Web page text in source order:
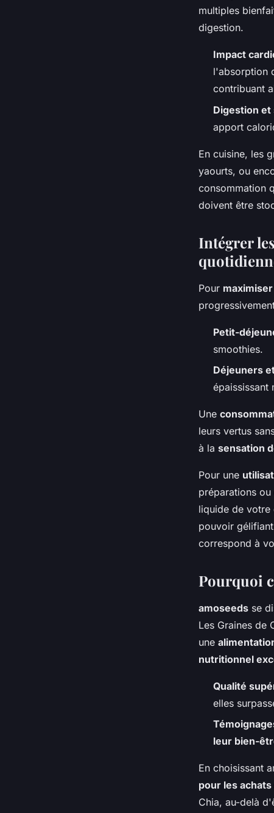
multiples
digestion.
Impact
l'absorption
contribuant
Digestion et
apport
En cuisine, les
yaourts, ou
consommation
doivent être
Intégrer
Pour
Petit-
smoothies.
Déjeuners
épaississant
Une
leurs vertus
à la sensation
Pour une
préparations
liquide de votre
pouvoir
correspond à
Pourquoi
amoseeds se
Les Graines de
une
nutritionnel
Qualité
elles
leur bien-
En choisissant
pour les
Chia, au-delà